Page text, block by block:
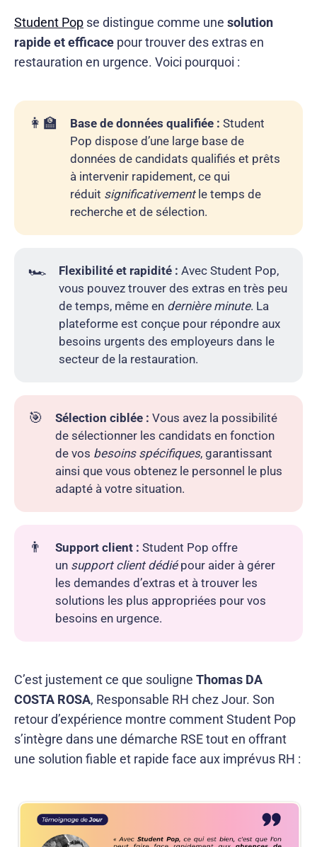
Student Pop se distingue comme une solution
rapide et efficace pour trouver des extras en
restauration en urgence. Voici pourquoi :
👩‍🏫 Base de données qualifiée : Student
Pop dispose d’une large base de
données de candidats qualifiés et prêts
à intervenir rapidement, ce qui
réduit significativementle temps de
recherche et de sélection.
🏎️ Flexibilité et rapidité : Avec Student Pop,
vous pouvez trouver des extras en très peu
de temps, même en dernière minute. La
plateforme est conçue pour répondre aux
besoins urgents des employeurs dans le
secteur de la restauration.
🎯 Sélection ciblée : Vous avez la possibilité
de sélectionner les candidats en fonction
de vos besoins spécifiques, garantissant
ainsi que vous obtenez le personnel le plus
adapté à votre situation.
👨 Support client : Student Pop offre
un support client dédiépour aider à gérer
les demandes d’extras et à trouver les
solutions les plus appropriées pour vos
besoins en urgence.
C’est justement ce que souligne Thomas DA
COSTA ROSA, Responsable RH chez Jour. Son
retour d’expérience montre comment Student Pop
s’intègre dans une démarche RSE tout en offrant
une solution fiable et rapide face aux imprévus RH :